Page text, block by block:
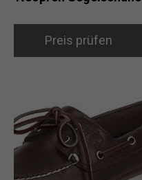
Preis prüfen